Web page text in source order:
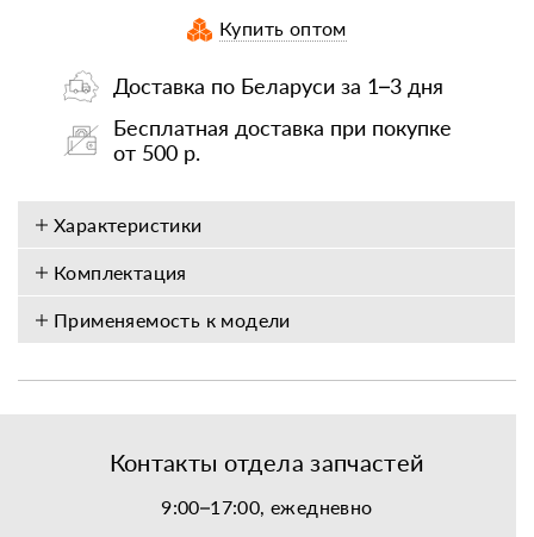
Купить оптом
Доставка по Беларуси за 1–3 дня
Бесплатная доставка при покупке
от 500 р.
Характеристики
Комплектация
Применяемость к модели
Контакты отдела запчастей
9:00–17:00, ежедневно